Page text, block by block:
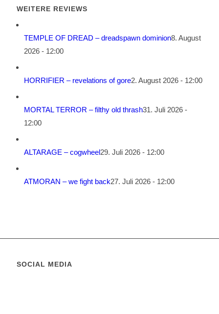
WEITERE REVIEWS
TEMPLE OF DREAD – dreadspawn dominion8. August
2026 - 12:00
HORRIFIER – revelations of gore2. August 2026 - 12:00
MORTAL TERROR – filthy old thrash31. Juli 2026 -
12:00
ALTARAGE – cogwheel29. Juli 2026 - 12:00
ATMORAN – we fight back27. Juli 2026 - 12:00
SOCIAL MEDIA